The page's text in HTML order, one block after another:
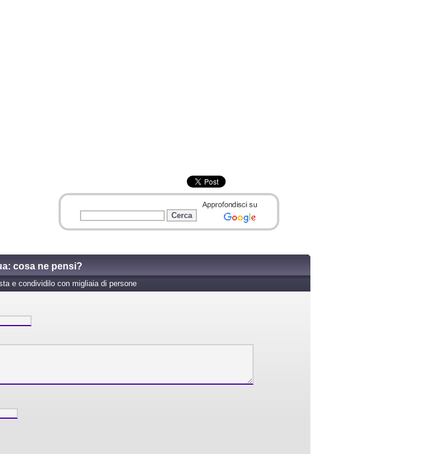
cosa ne pensi?
e condividilo con migliaia di persone